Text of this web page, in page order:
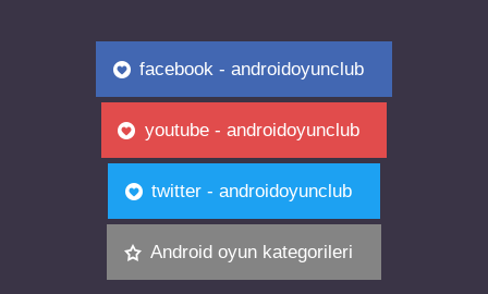
facebook - androidoyunclub
youtube - androidoyunclub
twitter - androidoyunclub
Android oyun kategorileri